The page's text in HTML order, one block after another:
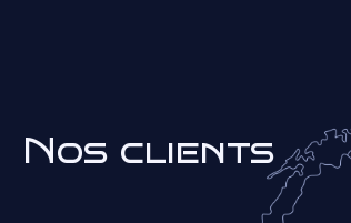
Nos clients